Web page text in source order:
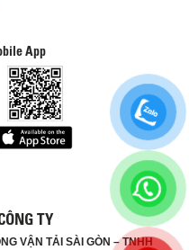
App
TY
VẬN TẢI SÀI GÒN – TNHH